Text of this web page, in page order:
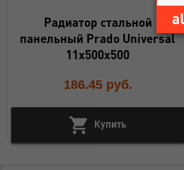
Радиатор стальной
панельный Prado Universal
11х500х500
186.45 руб.
Купить